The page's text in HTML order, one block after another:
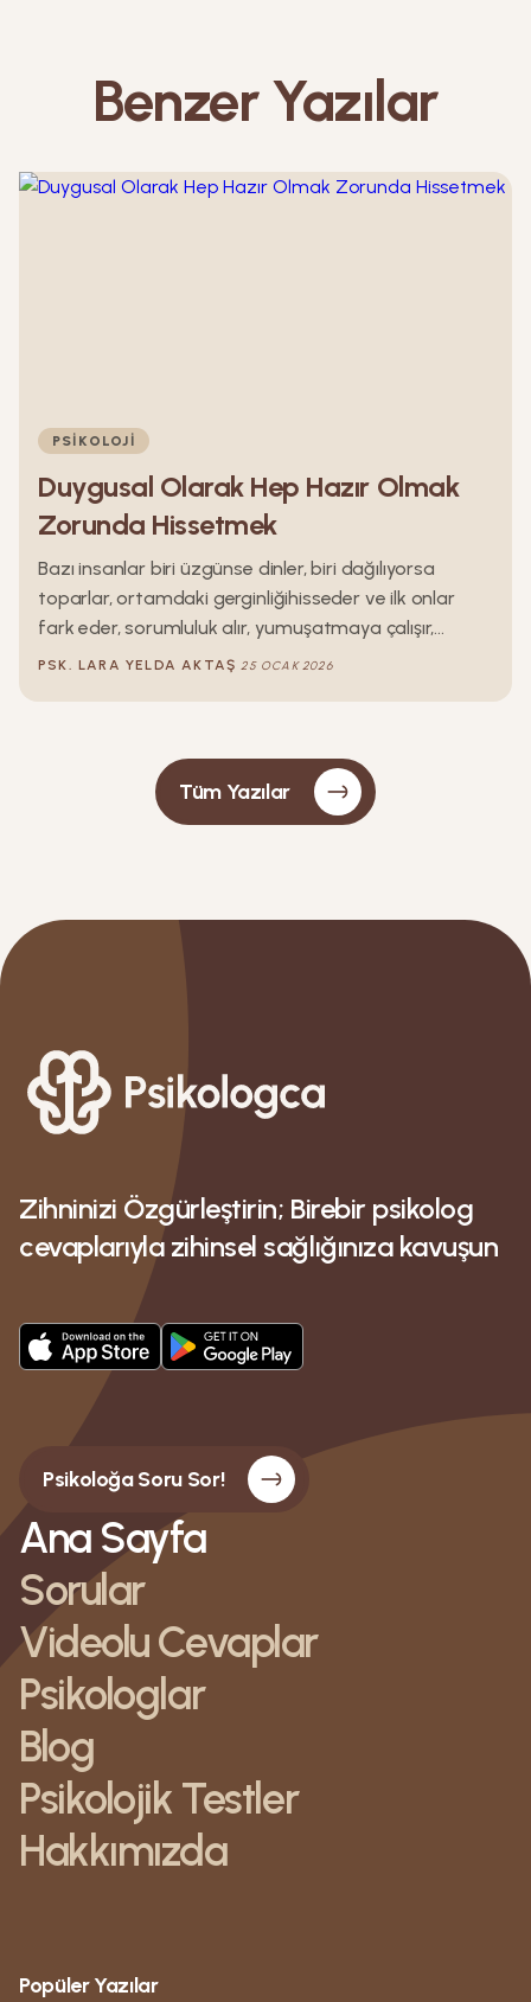
Benzer Yazılar
PSIKOLOJI
Duygusal Olarak Hep Hazır Olmak
Zorunda Hissetmek
Bazı insanlar biri üzgünse dinler, biri dağılıyorsa
toparlar, ortamdaki gerginliğihisseder ve ilk onlar
fark eder, sorumluluk alır, yumuşatmaya çalışır,
duygu emerler. Çoğu zaman kimse onlardan bunu
hazırda olmak zorunda hisseden insanların
içdünyasına ait bir yazıdır.
PSK. LARA YELDAAKTAŞ 25 OCAK 2026
Tüm Yazılar
Zihninizi Özgürleştirin; Birebir psikolog
cevaplarıyla zihinsel sağlığınıza kavuşun
Psikoloğa Soru Sor!
Ana Sayfa
Sorular
Videolu Cevaplar
Psikologlar
Blog
Psikolojik Testler
Hakkımızda
Popüler Yazılar